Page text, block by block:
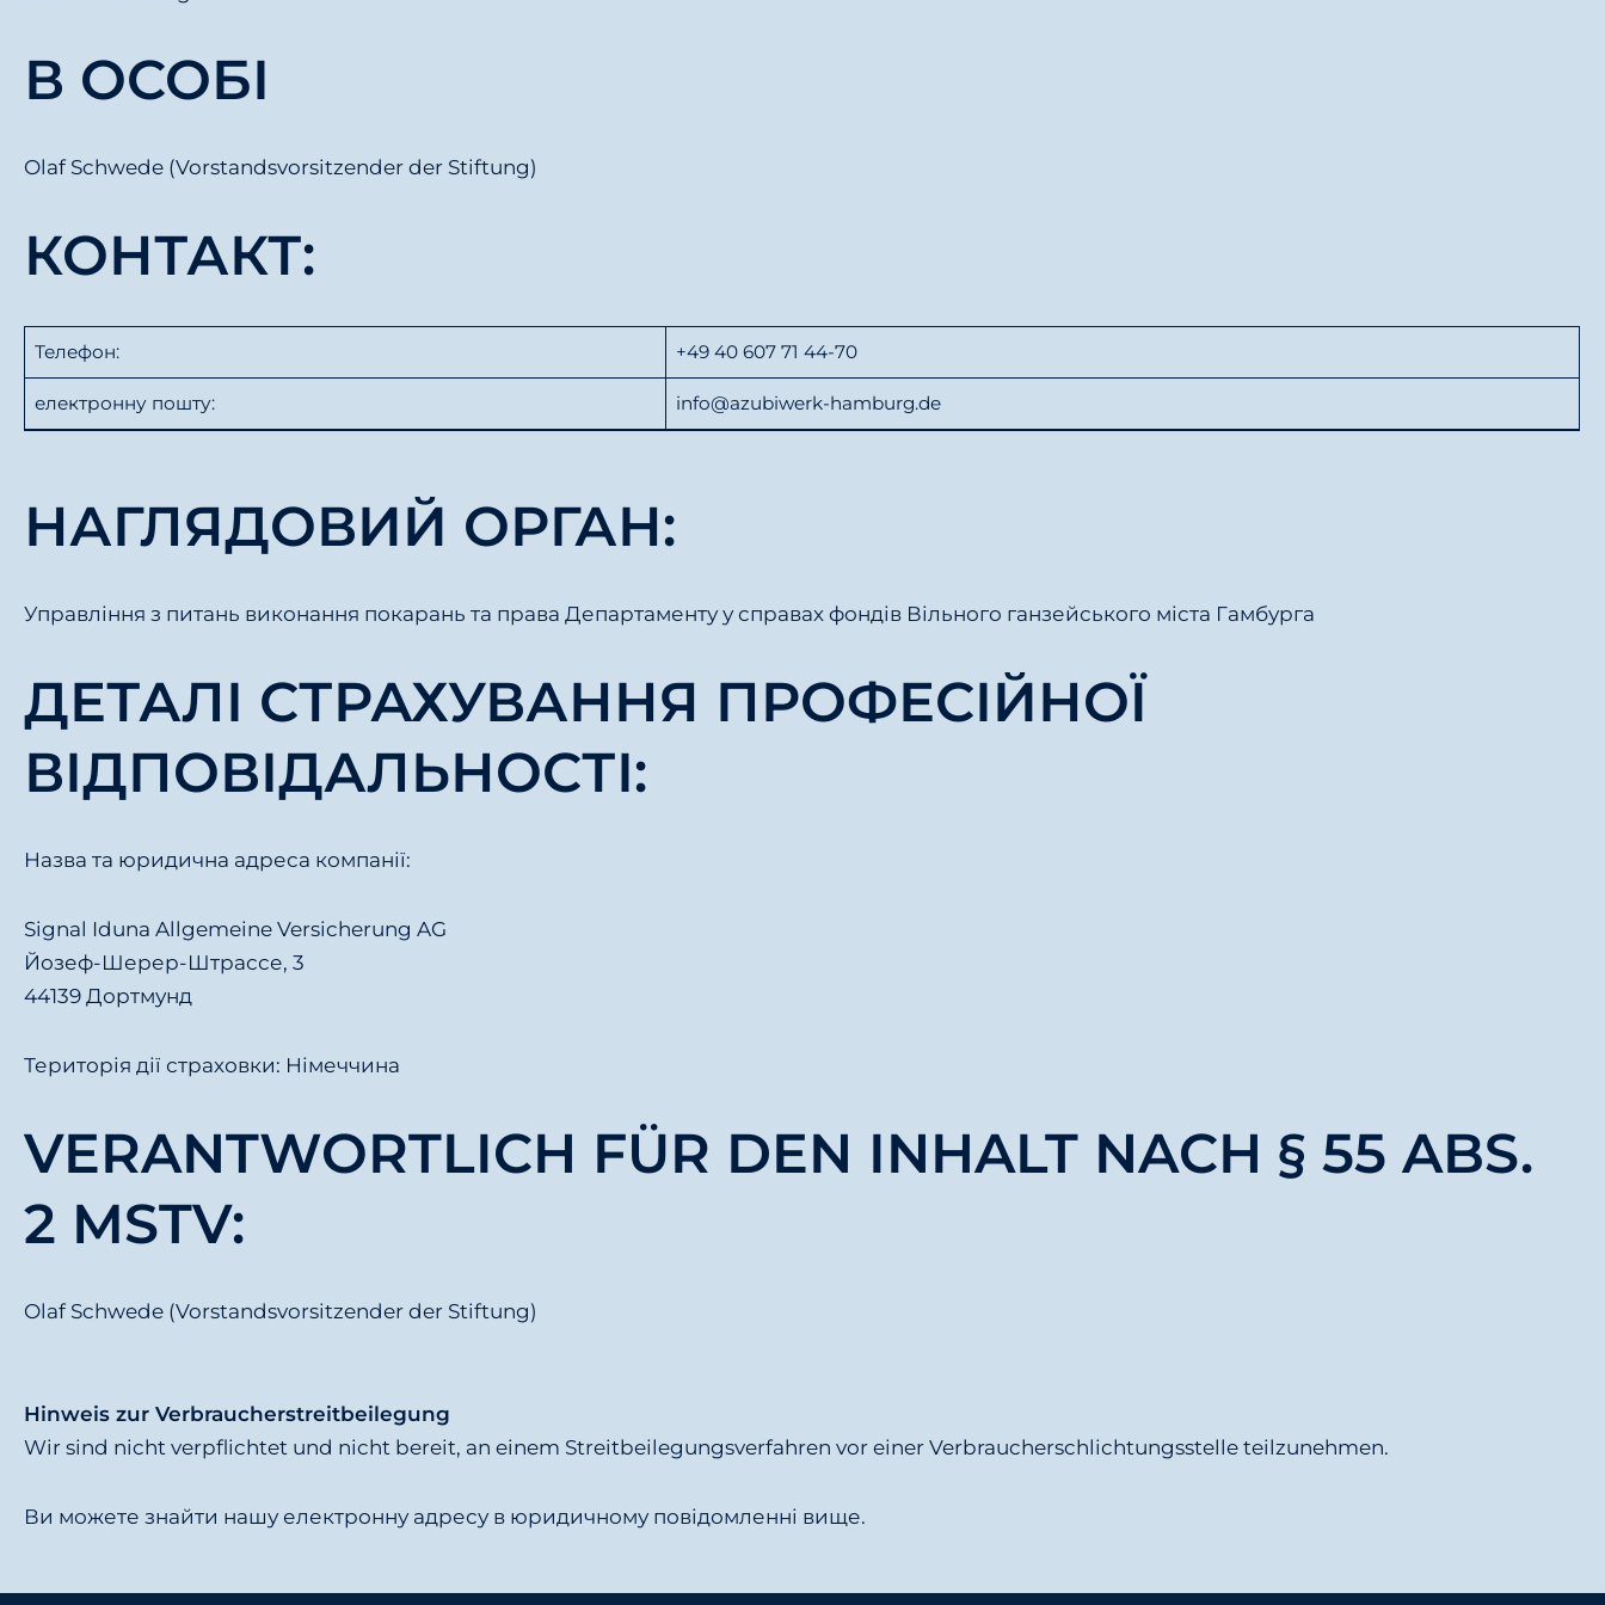
В ОСОБІ
Olaf Schwede (Vorstandsvorsitzender der Stiftung)
КОНТАКТ:
Телефон: +49 40 607 71 44-70
електронну пошту: info@azubiwerk-hamburg.de
НАГЛЯДОВИЙ ОРГАН:
Управління з питань виконання покарань та права Департаменту у справах фондів Вільного ганзейського міста Гамбурга
ДЕТАЛІ СТРАХУВАННЯ ПРОФЕСІЙНОЇ
ВІДПОВІДАЛЬНОСТІ:
Назва та юридична адреса компанії:
Signal Iduna Allgemeine Versicherung AG
Йозеф-Шерер-Штрассе, 3
44139 Дортмунд
Територія дії страховки: Німеччина
VERANTWORTLICH FÜR DEN INHALT NACH § 55 ABS.
2 MSTV:
Olaf Schwede (Vorstandsvorsitzender der Stiftung)
Hinweis zur Verbraucherstreitbeilegung
Wir sind nicht verpflichtet und nicht bereit, an einem Streitbeilegungsverfahren vor einer Verbraucherschlichtungsstelle teilzunehmen.
Ви можете знайти нашу електронну адресу в юридичному повідомленні вище.